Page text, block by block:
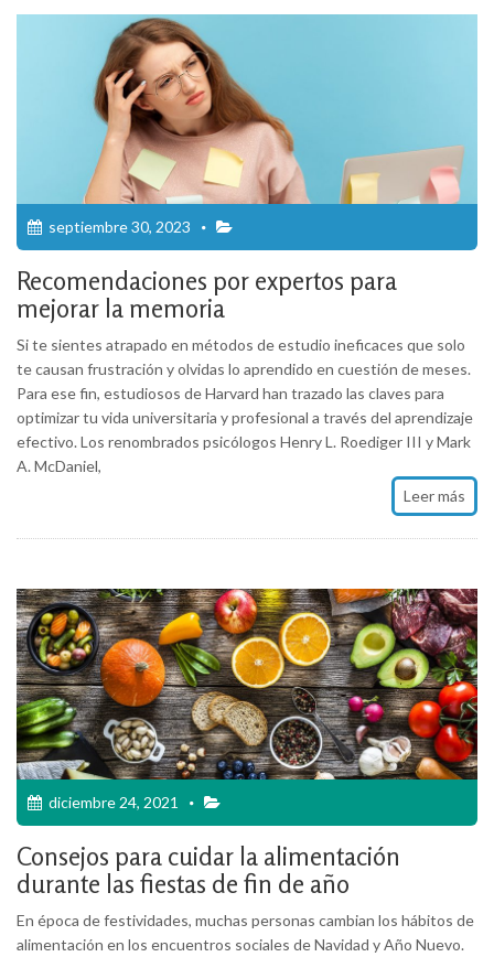
septiembre 30, 2023
Recomendaciones por expertos para
mejorar la memoria
Si te sientes atrapado en métodos de estudio ineficaces que solo
te causan frustración y olvidas lo aprendido en cuestión de meses.
Para ese fin, estudiosos de Harvard han trazado las claves para
optimizar tu vida universitaria y profesional a través del aprendizaje
efectivo. Los renombrados psicólogos Henry L. Roediger III y Mark
A. McDaniel,
Leer más
diciembre 24, 2021
Consejos para cuidar la alimentación
durante las fiestas de fin de año
En época de festividades, muchas personas cambian los hábitos de
alimentación en los encuentros sociales de Navidad y Año Nuevo.